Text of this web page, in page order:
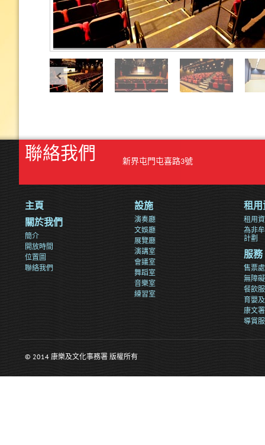
聯絡我們 新界屯門屯喜路3號
主頁
關於我們
簡介
開放時間
位置圖
聯絡我們
設施
演奏廳
文娛廳
展覽廳
演講室
會議室
舞蹈室
音樂室
練習室
租用
租用
為非
計劃
服務
售票處
無障
餐飲
育嬰
康文
導賞
© 2014 康樂及文化事務署 版權所有